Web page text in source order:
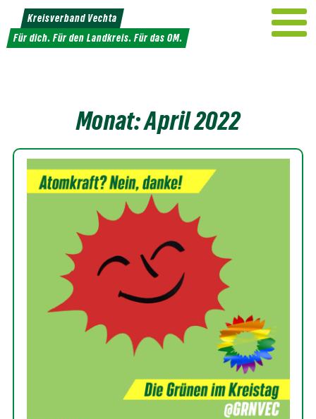
Weiter
zum
Inhalt
Kreisverband Vechta
Für dich. Für den Landkreis. Für das OM.
Monat:April 2022